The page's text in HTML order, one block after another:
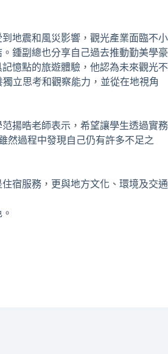
地震和風災影響，觀光產業面臨不小
鍾副總也分享自己過去推動勤美學豪
憶點的旅遊體驗，他認為未來觀光不
立思考和觀察能力，並從在地視角
揚晧老師表示，希望讓學生透過實務
然過程中發現自己仍有許多不足之
宿服務，更與地方文化、環境及交通